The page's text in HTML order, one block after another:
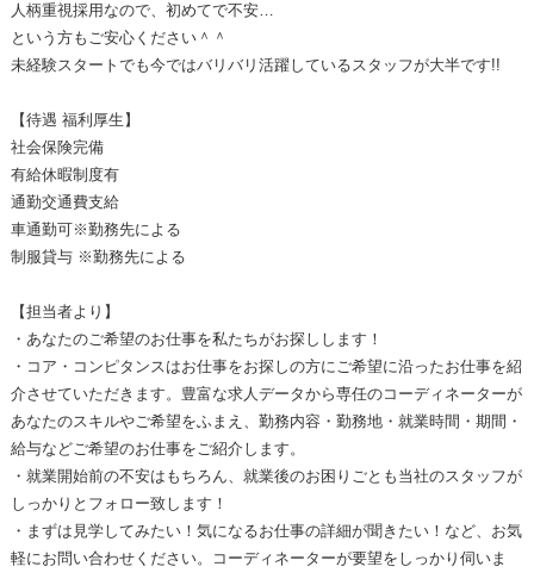
人柄重視採用なので、初めてで不安…
という方もご安心ください＾＾
未経験スタートでも今ではバリバリ活躍しているスタッフが大半です!!
【待遇 福利厚生】
社会保険完備
有給休暇制度有
通勤交通費支給
車通勤可※勤務先による
制服貸与 ※勤務先による
【担当者より】
・あなたのご希望のお仕事を私たちがお探しします！
・コア・コンピタンスはお仕事をお探しの方にご希望に沿ったお仕事を紹
介させていただきます。豊富な求人データから専任のコーディネーターが
あなたのスキルやご希望をふまえ、勤務内容・勤務地・就業時間・期間・
給与などご希望のお仕事をご紹介します。
・就業開始前の不安はもちろん、就業後のお困りごとも当社のスタッフが
しっかりとフォロー致します！
・まずは見学してみたい！気になるお仕事の詳細が聞きたい！など、お気
軽にお問い合わせください。コーディネーターが要望をしっかり伺いま